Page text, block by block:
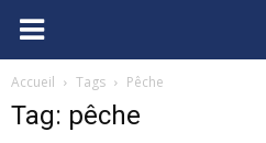
FCGB.net
Accueil Tags Pêche
Tag: pêche